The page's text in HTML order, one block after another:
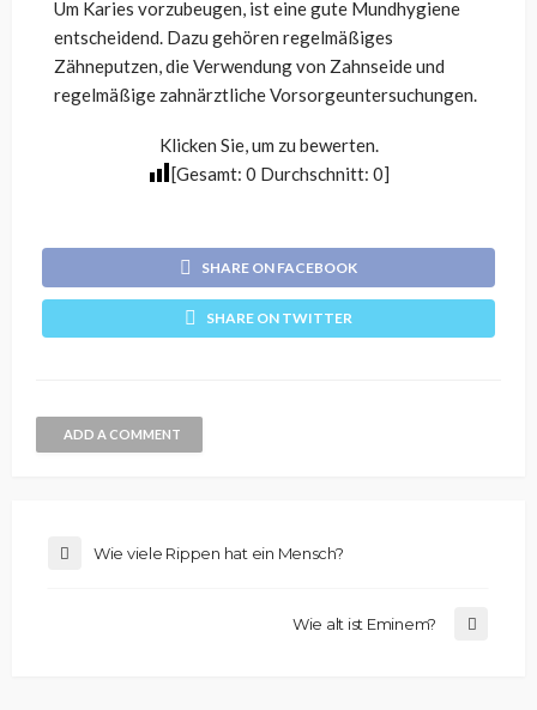
Um Karies vorzubeugen, ist eine gute Mundhygiene
entscheidend. Dazu gehören regelmäßiges
Zähneputzen, die Verwendung von Zahnseide und
regelmäßige zahnärztliche Vorsorgeuntersuchungen.
Klicken Sie, um zu bewerten.
[Gesamt: 0 Durchschnitt: 0]
SHARE ON FACEBOOK
SHARE ON TWITTER
ADD A COMMENT
Wie viele Rippen hat ein Mensch?
Wie alt ist Eminem?